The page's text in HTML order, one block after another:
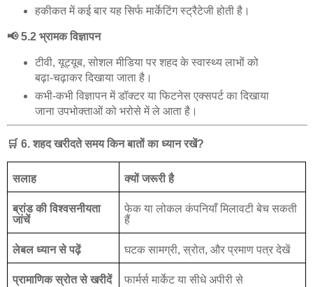
हकीकत में कई बार यह सिर्फ मार्केटिंग स्ट्रैटेजी होती है।
📢5.2 भ्रामक विज्ञापन
टीवी, यूट्यूब, सोशल मीडिया पर शहद के स्वास्थ्य लाभों को
बढ़ा-चढ़ाकर दिखाया जाता है।
कभी-कभी विज्ञापन में डॉक्टर या फिटनेस एक्सपर्ट का दिखाया
जाना उपभोक्ताओं को भरोसे में ले आता है।
🛒 6.शहद खरीदते समय किन बातों का ध्यान रखें?
सलाह क्यों जरूरी है
ब्रांड की विश्वसनीयता
जांचें
फेक या लोकल कंपनियाँ मिलावटी बेच सकती
हैं
लेबल ध्यान से पढ़ें घटक सामग्री,स्रोत,और प्रमाण पत्र देखें
प्रामाणिक स्रोत से खरीदें फार्मर्स मार्केट या सीधे अपीरी से